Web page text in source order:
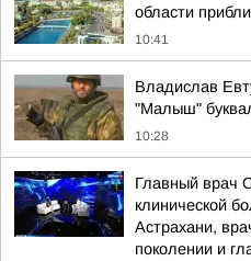
области
10:41
Владислав
"Малыш"
10:28
Главный врач
клинической
Астрахани,
поколении и